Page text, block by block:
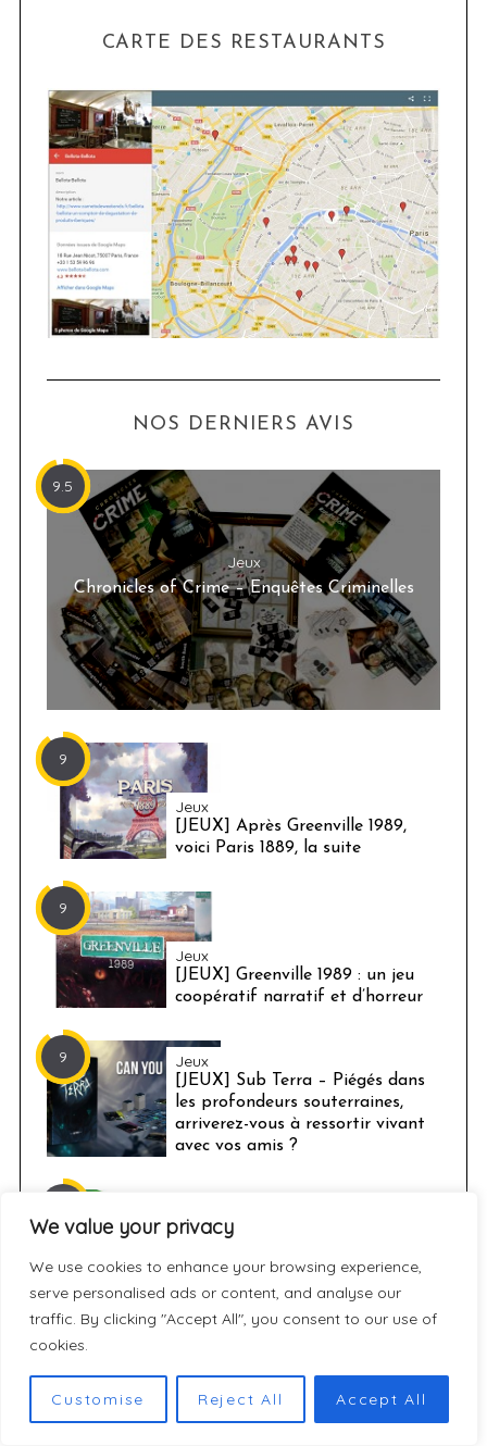
We value your privacy
We use cookies to enhance your browsing experience,
serve personalised ads or content, and analyse our
traffic. By clicking "Accept All", you consent to our use of
cookies.
Customise Reject All Accept All
CARTE DES RESTAURANTS
NOS DERNIERS AVIS
9.5
Jeux
Chronicles of Crime – Enquêtes Criminelles
9
Jeux
[JEUX] Après Greenville 1989,
voici Paris 1889, la suite
9
Jeux
[JEUX] Greenville 1989 : un jeu
coopératif narratif et d’horreur
9 Jeux
[JEUX] Sub Terra – Piégés dans
les profondeurs souterraines,
arriverez-vous à ressortir vivant
avec vos amis ?
[JEUX] Olé Guacamolé, un jeu
pour pimenter l’apéro
ARTICLES À DÉCOUVRIR